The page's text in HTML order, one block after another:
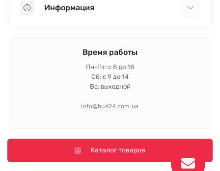
Пенопласт
Информация
Политика конфиденциальности
Время работы
Пн-Пт: с 8 до 18
Сб: с 9 до 14
Вс: выходной
info@bud24.com.ua
Каталог товаров